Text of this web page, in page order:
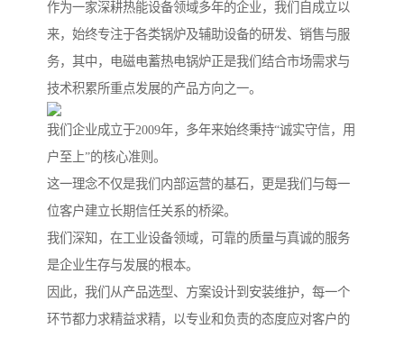
作为一家深耕热能设备领域多年的企业，我们自成立以
来，始终专注于各类锅炉及辅助设备的研发、销售与服
务，其中，电磁电蓄热电锅炉正是我们结合市场需求与
技术积累所重点发展的产品方向之一。
我们企业成立于2009年，多年来始终秉持“诚实守信，用
户至上”的核心准则。
这一理念不仅是我们内部运营的基石，更是我们与每一
位客户建立长期信任关系的桥梁。
我们深知，在工业设备领域，可靠的质量与真诚的服务
是企业生存与发展的根本。
因此，我们从产品选型、方案设计到安装维护，每一个
环节都力求精益求精，以专业和负责的态度应对客户的